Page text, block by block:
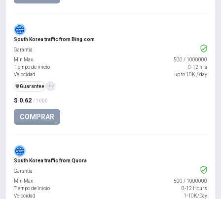
South Korea traffic from Bing.com
$ 0.62 / 1000
COMPRAR
Garantía
Min Max
500 / 1000000
Tiempo de inicio
0-12 hrs
Velocidad
up to 10K / day
️🛡️Guarantee +1
South Korea traffic from Quora
Garantía
Min Max
500 / 1000000
Tiempo de inicio
0-12 Hours
Velocidad
1-10K/Day